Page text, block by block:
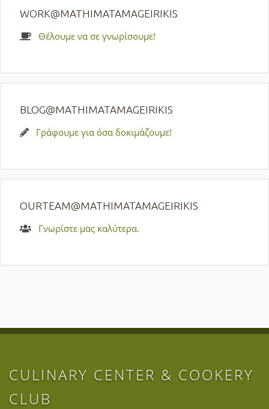
WORK@MATHIMATAMAGEIRIKIS
Θέλουμε να σε γνωρίσουμε!
BLOG@MATHIMATAMAGEIRIKIS
Γράφουμε για όσα δοκιμάζουμε!
OURTEAM@MATHIMATAMAGEIRIKIS
Γνωρίστε μας καλύτερα.
CULINARY CENTER & COOKERY
CLUB